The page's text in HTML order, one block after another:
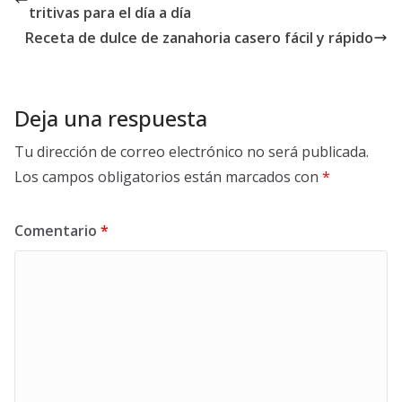
tritivas para el día a día
Receta de dulce de zanahoria casero fácil y rápido
Deja una respuesta
Tu dirección de correo electrónico no será publicada.
Los campos obligatorios están marcados con *
Comentario *